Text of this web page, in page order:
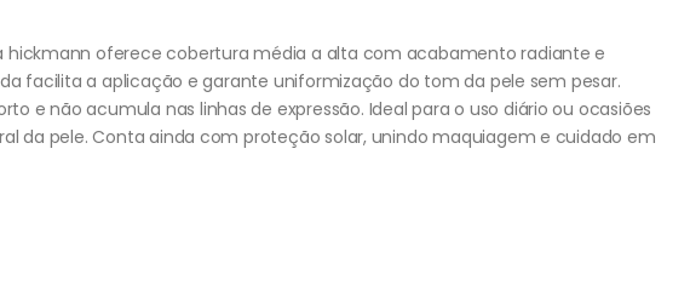
hickmann oferece cobertura média a alta com acabamento radiante e
facilita a aplicação e garante uniformização do tom da pele sem pesar.
e não acumula nas linhas de expressão. Ideal para o uso diário ou ocasiões
da pele. Conta ainda com proteção solar, unindo maquiagem e cuidado em